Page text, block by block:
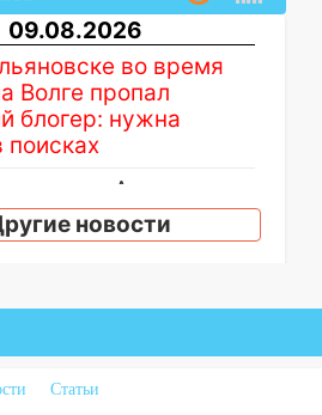
09.08.2026
во время
Волге пропал
блогер: нужна
на «Ауди» упало
городе
сложностями
молодые мамы
новости
Статьи